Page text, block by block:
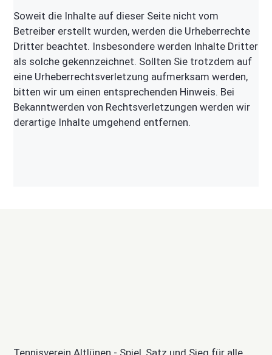
Soweit die Inhalte auf dieser Seite nicht vom
Betreiber erstellt wurden, werden die Urheberrechte
Dritter beachtet. Insbesondere werden Inhalte Dritter
als solche gekennzeichnet. Sollten Sie trotzdem auf
eine Urheberrechtsverletzung aufmerksam werden,
bitten wir um einen entsprechenden Hinweis. Bei
Bekanntwerden von Rechtsverletzungen werden wir
derartige Inhalte umgehend entfernen.